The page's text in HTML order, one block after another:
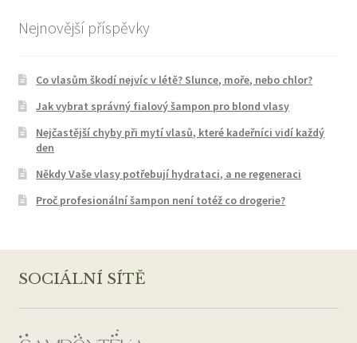
Nejnovější příspěvky
Co vlasům škodí nejvíc v létě? Slunce, moře, nebo chlor?
Jak vybrat správný fialový šampon pro blond vlasy
Nejčastější chyby při mytí vlasů, které kadeřníci vidí každý
den
Někdy Vaše vlasy potřebují hydrataci, a ne regeneraci
Proč profesionální šampon není totéž co drogerie?
SOCIÁLNÍ SÍTĚ